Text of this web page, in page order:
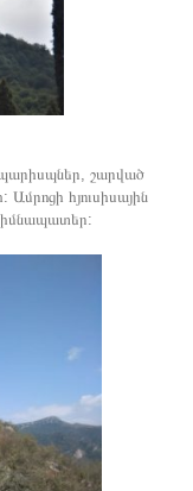
պարիսպներ, շարված
հյուսիսային